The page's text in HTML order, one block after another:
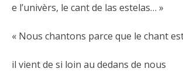
e l’univèrs, le cant de las estelas… »
« Nous chantons parce que le chant
il vient de si loin au dedans de nous